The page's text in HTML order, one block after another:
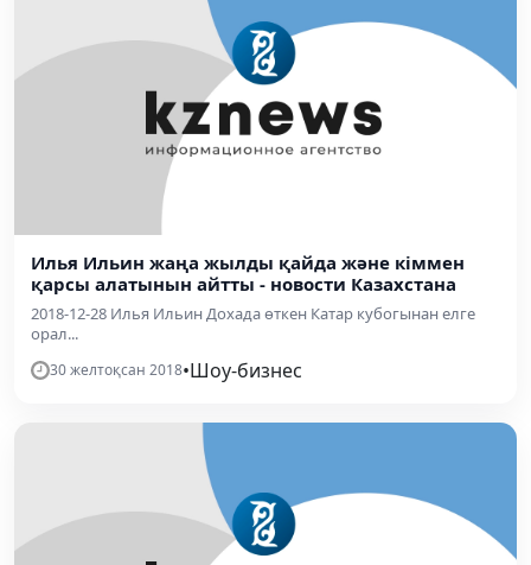
Илья Ильин жаңа жылды қайда және кіммен
қарсы алатынын айтты - новости Казахстана
2018-12-28 Илья Ильин Дохада өткен Катар кубогынан елге
орал...
30 желтоқсан 2018•Шоу-бизнес